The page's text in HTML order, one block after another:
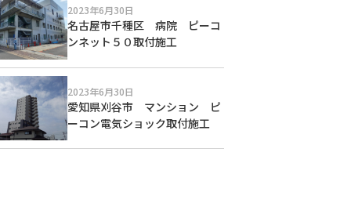
2023年6月30日
名古屋市千種区 病院 ピーコ
ンネット５０取付施工
2023年6月30日
愛知県刈谷市 マンション ピ
ーコン電気ショック取付施工